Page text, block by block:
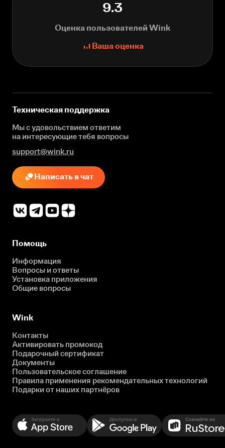
9.3
Оценка пользователей Wink
Ваша оценка
Техническая поддержка
Мы с удовольствием ответим
на интересующиетебя вопросы
support@wink.ru
Написать в чат
Помощь
Информация
Вопросы и ответы
Установка приложения
Общие вопросы
Wink
Контакты
Активировать промокод
Подарочный сертификат
Документы
Пользовательское соглашение
Правила применения рекомендательных технологий
Подарки от наших партнёров